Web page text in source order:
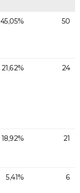
45,05% 50
21,62% 24
18,92% 21
5,41% 6